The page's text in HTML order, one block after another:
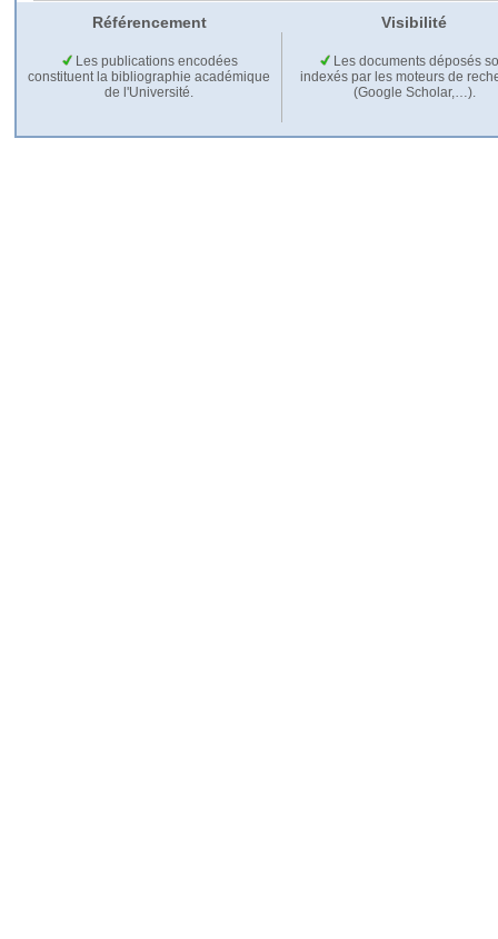
Référencement Visibilité
Les publications encodées
constituent la bibliographie académique
de l'Université.
Les documents déposés
indexés par les moteurs de
(Google Scholar,…).